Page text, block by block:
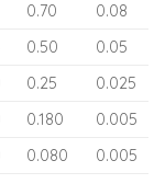
0.70
0.08
0.50
0.05
0.25
0.025
0.180
0.005
0.080 0.005